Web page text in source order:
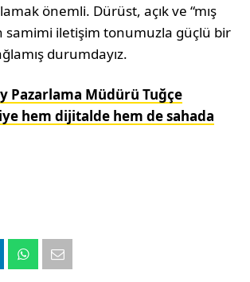
önemli. Dürüst, açık ve “mış
samimi iletişim tonumuzla güçlü bir
durumdayız.
Pazarlama Müdürü Tuğçe
hem dijitalde hem de sahada